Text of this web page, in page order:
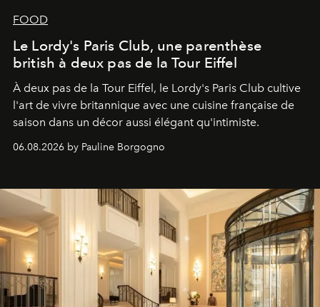
FOOD
Le Lordy's Paris Club, une parenthèse
british à deux pas de la Tour Eiffel
À deux pas de la Tour Eiffel, le Lordy's Paris Club cultive
l'art de vivre britannique avec une cuisine française de
saison dans un décor aussi élégant qu'intimiste.
06.08.2026 by Pauline Borgogno